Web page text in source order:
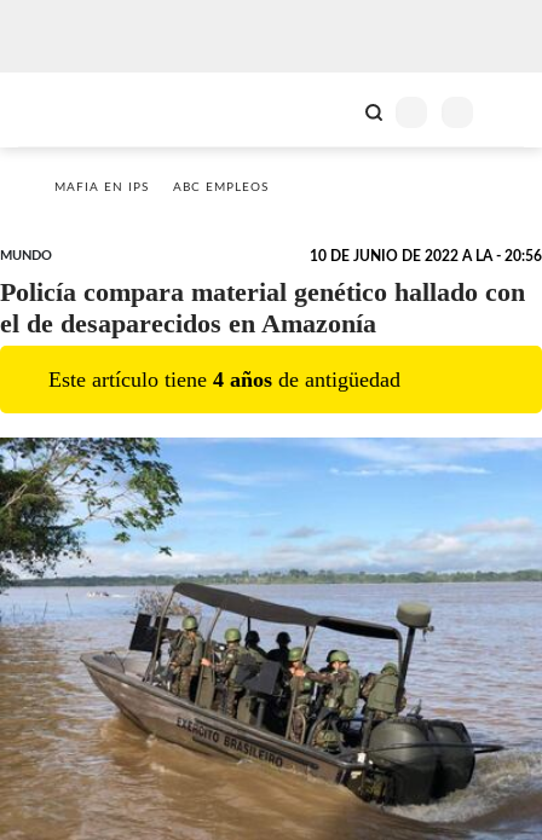
MAFIA EN IPS ABC EMPLEOS
MUNDO 10 DE JUNIO DE 2022 A LA - 20:56
Policía compara material genético hallado con
el de desaparecidos en Amazonía
Este artículo tiene 4 años de antigüedad